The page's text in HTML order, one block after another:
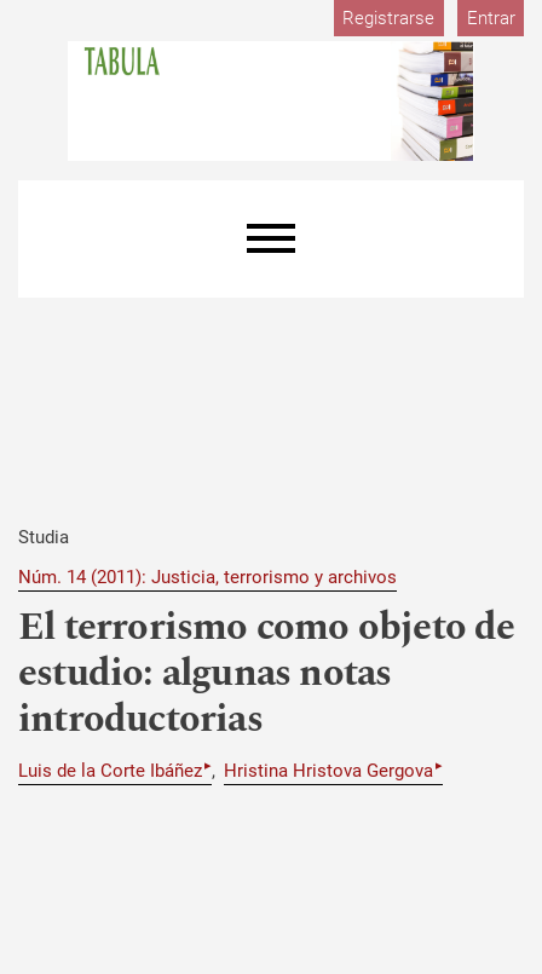
Registrarse Entrar
Studia
Núm. 14 (2011): Justicia, terrorismo y archivos
El terrorismo como objeto de
estudio: algunas notas
introductorias
Luis de la Corte Ibáñez▸ Hristina Hristova Gergova ▸